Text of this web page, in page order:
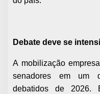
Debate deve se
A mobilização
senadores em um
debatidos de 2026.